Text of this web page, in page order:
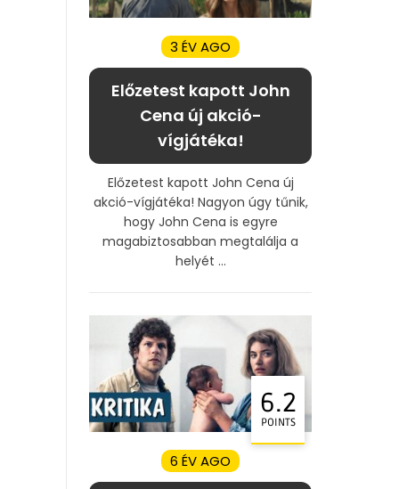
3 ÉV AGO
Előzetest kapott John
Cena új akció-
vígjátéka!
Előzetest kapott John Cena új
akció-vígjátéka! Nagyon úgy tűnik,
hogy John Cena is egyre
magabiztosabban megtalálja a
helyét ...
6.2
POINTS
6 ÉV AGO